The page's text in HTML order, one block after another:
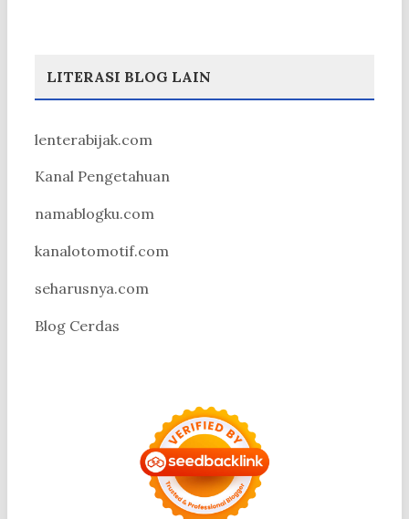
LITERASI BLOG LAIN
lenterabijak.com
Kanal Pengetahuan
namablogku.com
kanalotomotif.com
seharusnya.com
Blog Cerdas